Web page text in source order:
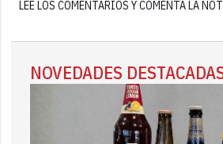
LEE LOS COMENTARIOS Y COMENTA LA
NOVEDADES